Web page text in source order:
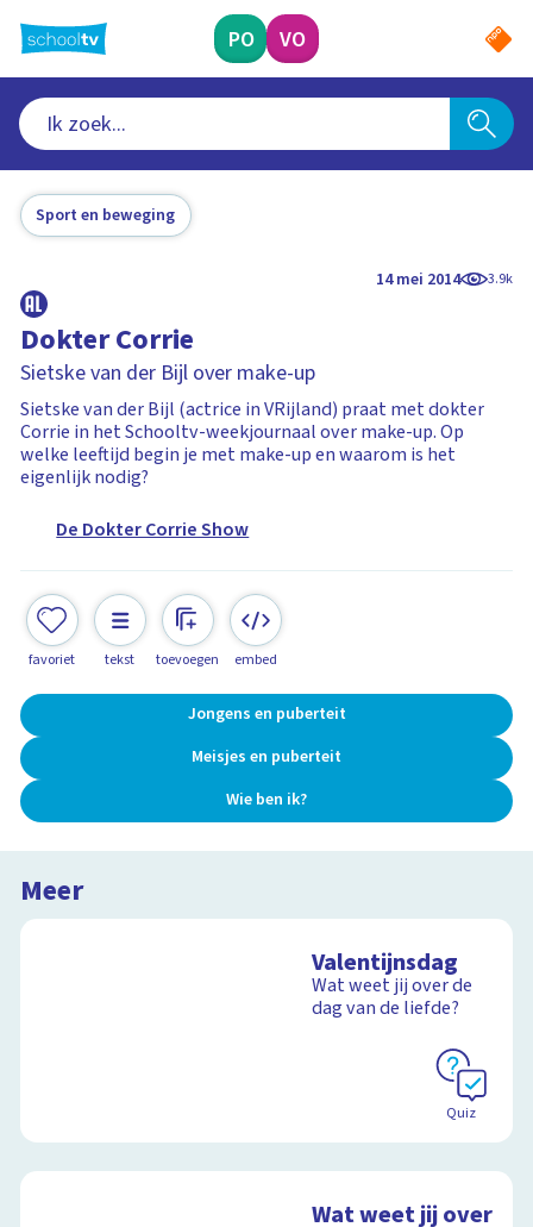
naar
hoofdinhoud
PO VO
Sport en beweging
14 mei 2014 3.9k
Dokter Corrie
Sietske van der Bijl over make-up
Sietske van der Bijl (actrice in VRijland) praat met dokter
Corrie in het Schooltv-weekjournaal over make-up. Op
welke leeftijd begin je met make-up en waarom is het
eigenlijk nodig?
De Dokter Corrie Show
favoriet tekst toevoegen embed
Jongens en puberteit
Meisjes en puberteit
Wie ben ik?
Meer
Valentijnsdag
Wat weet jij over de
dag van de liefde?
Quiz
Wat weet jij over